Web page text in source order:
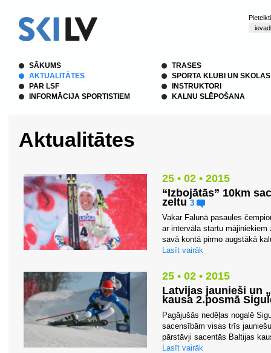
SĀKUMS
AKTUALITĀTES
PAR LSF
INFORMĀCIJA SPORTISTIEM
TRASES
SPORTA KLUBI UN SKOLAS
INSTRUKTORI
KALNU SLĒPOŠANA
Aktualitātes
25 • 02 • 2015
“Izbojātās” 10km
zeltu 3
Vakar Falunā pasaules
ar intervāla startu
savā kontā pirmo augstākā
Lasīt vairāk
25 • 02 • 2015
Latvijas jaunieši un
kausa 2.posmā
Pagājušās nedēļas nogalē
sacensībām visas trīs
pārstāvji sacentās Baltijas
Lasīt vairāk